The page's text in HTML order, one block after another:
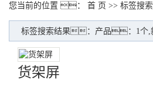
您当前的位置 ： 首 页 >> 标签搜索
标签搜索结果：产品：1
货架屏